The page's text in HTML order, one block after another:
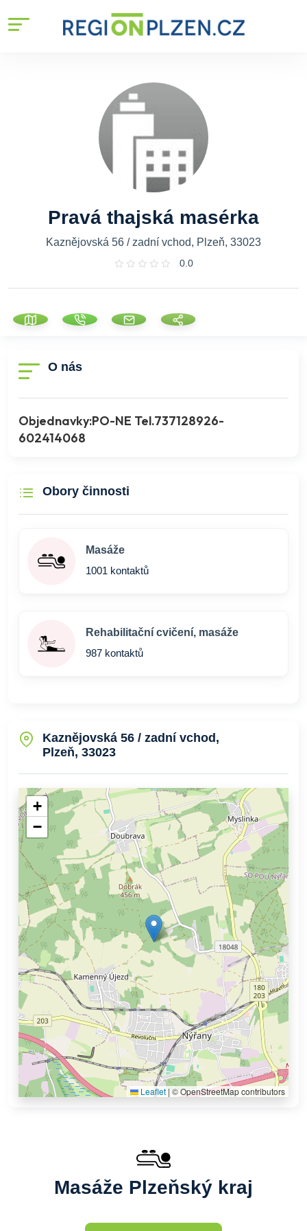
Pravá thajská masérka
Kaznějovská 56 / zadní vchod, Plzeň, 33023
0.0
O nás
Objednavky:PO-NE Tel.737128926-
602414068
Obory činnosti
Masáže
1001 kontaktů
Rehabilitační cvičení, masáže
987 kontaktů
Kaznějovská 56 / zadní vchod,
Plzeň, 33023
+
−
Leaflet | © OpenStreetMap contributors
Masáže Plzeňský kraj